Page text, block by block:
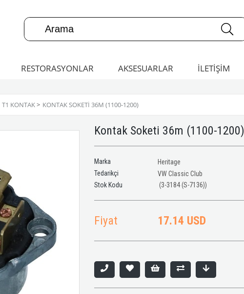
RESTORASYONLAR AKSESUARLAR İLETİŞİM
T1 KONTAK> KONTAK SOKETI 36M (1100-1200)
Kontak Soketi 36m (1100-1200)
Marka
Heritage
Tedarikçi
VW Classic Club
(3-3184 (S-7136))
Fiyat 17.14 USD